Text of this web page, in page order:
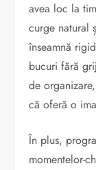
avea loc la
curge natural
înseamnă
bucuri fără
de
că oferă o
În plus,
momentelor-